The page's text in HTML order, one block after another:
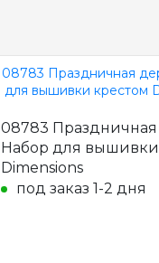
08783
Набор для вышивки
Dimensions
под заказ 1-2 дня